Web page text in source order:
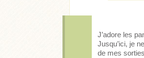
J’adore les
Jusqu’ici, je
de mes